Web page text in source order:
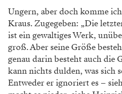
Ungern, aber doch komme
Kraus. Zugegeben: „Die
ist ein gewaltiges Werk,
groß. Aber seine Größe
genau darin besteht auch die
kann nichts dulden, was sich
Entweder er ignoriert es –